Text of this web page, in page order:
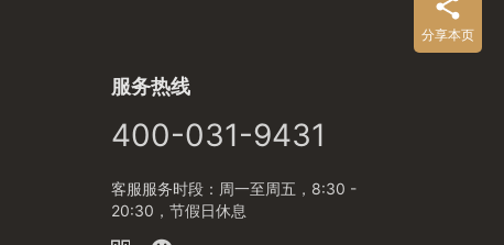
服务热线
400-031-9431
客服服务时段：周一至周五，8:30 -
20:30，节假日休息
分享本页